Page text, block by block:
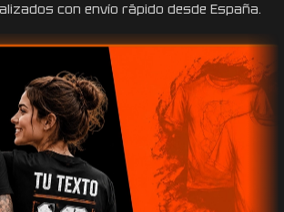
con envío rápido desde España.